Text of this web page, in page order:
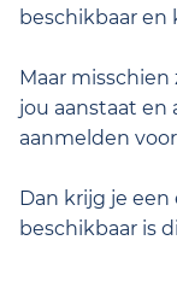
beschikbaar en
Maar
jou aanstaat en
aanmelden
Dan krijg je een
beschikbaar is